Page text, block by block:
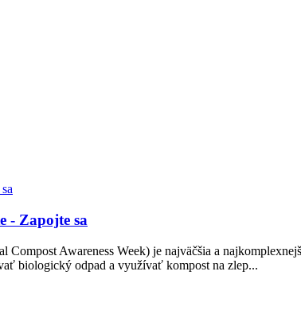
- Zapojte sa
Compost Awareness Week) je najväčšia a
biologický odpad a využívať kompost na zlep...